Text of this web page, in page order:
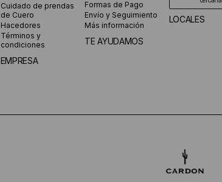
Cuidado de prendas
de Cuero
Hacedores
Términos y
condiciones
EMPRESA
Formas de Pago
Envío y Seguimiento
Más información
TE AYUDAMOS
LOCALES